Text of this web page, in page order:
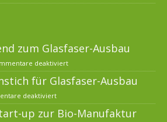
zum Glasfaser-Ausbau
deaktiviert
für Glasfaser-Ausbau
deaktiviert
up zur Bio-Manufaktur